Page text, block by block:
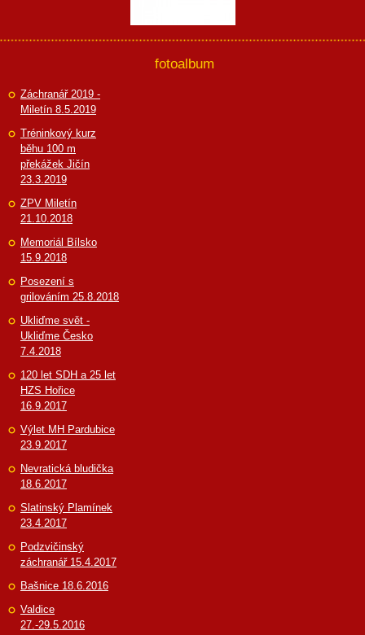
fotoalbum
Záchranář 2019 -
Miletín 8.5.2019
Tréninkový kurz
běhu 100 m
překážek Jičín
23.3.2019
ZPV Miletín
21.10.2018
Memoriál Bílsko
15.9.2018
Posezení s
grilováním 25.8.2018
Ukliďme svět -
Ukliďme Česko
7.4.2018
120 let SDH a 25 let
HZS Hořice
16.9.2017
Výlet MH Pardubice
23.9.2017
Nevratická bludička
18.6.2017
Slatinský Plamínek
23.4.2017
Podzvičinský
záchranář 15.4.2017
Bašnice 18.6.2016
Valdice
27.-29.5.2016